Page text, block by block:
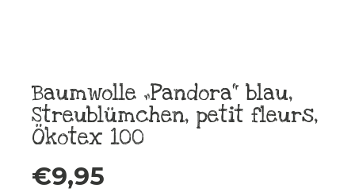
Baumwolle „Pandora“ blau,
Streublümchen, petit fleurs,
Ökotex 100
€9,95